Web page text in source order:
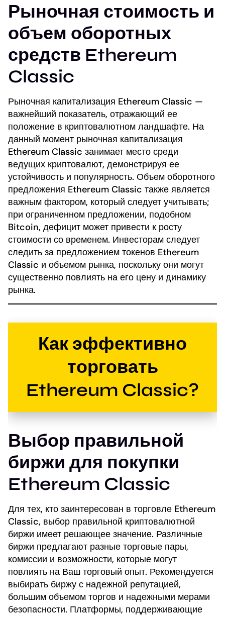
Рыночная стоимость и
объем оборотных
средств Ethereum
Classic
Рыночная капитализация Ethereum Classic —
важнейший показатель, отражающий ее
положение в криптовалютном ландшафте. На
данный момент рыночная капитализация
Ethereum Classic занимает место среди
ведущих криптовалют, демонстрируя ее
устойчивость и популярность. Объем оборотного
предложения Ethereum Classic также является
важным фактором, который следует учитывать;
при ограниченном предложении, подобном
Bitcoin, дефицит может привести к росту
стоимости со временем. Инвесторам следует
следить за предложением токенов Ethereum
Classic и объемом рынка, поскольку они могут
существенно повлиять на его цену и динамику
рынка.
Как эффективно
торговать
Ethereum Classic?
Выбор правильной
биржи для покупки
Ethereum Classic
Для тех, кто заинтересован в торговле Ethereum
Classic, выбор правильной криптовалютной
биржи имеет решающее значение. Различные
биржи предлагают разные торговые пары,
комиссии и возможности, которые могут
повлиять на Ваш торговый опыт. Рекомендуется
выбирать биржу с надежной репутацией,
большим объемом торгов и надежными мерами
безопасности. Платформы, поддерживающие